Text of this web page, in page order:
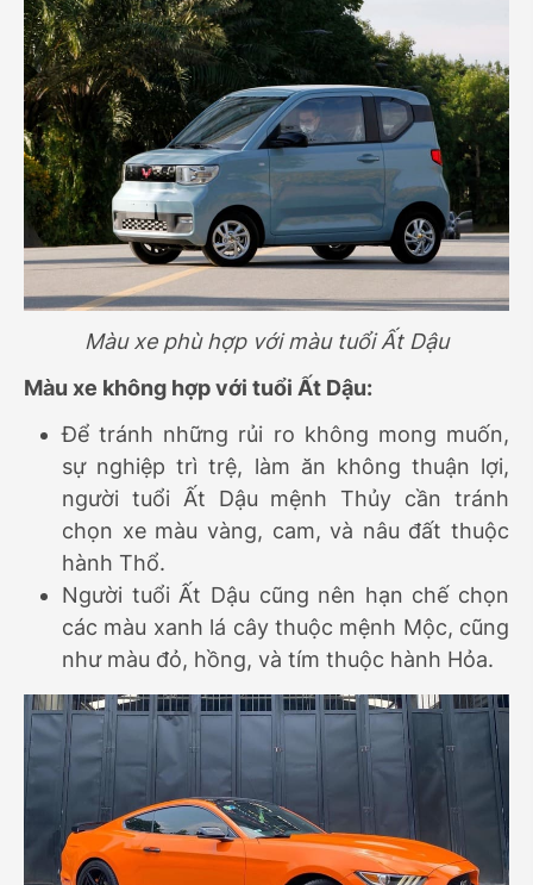
Màu xe phù hợp với màu tuổi Ất Dậu
Màu xe không hợp với tuổi Ất Dậu:
Để tránh những rủi ro không mong muốn,
sự nghiệp trì trệ, làm ăn không thuận lợi,
người tuổi Ất Dậu mệnh Thủy cần tránh
chọn xe màu vàng, cam, và nâu đất thuộc
hành Thổ.
Người tuổi Ất Dậu cũng nên hạn chế chọn
các màu xanh lá cây thuộc mệnh Mộc, cũng
như màu đỏ, hồng, và tím thuộc hành Hỏa.